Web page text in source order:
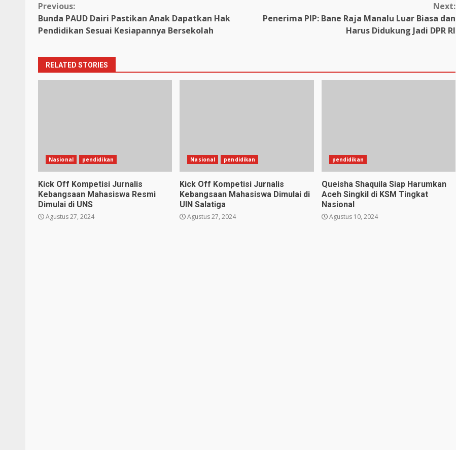
Continue
Reading
Previous:
Bunda PAUD Dairi Pastikan Anak Dapatkan Hak
Pendidikan Sesuai Kesiapannya Bersekolah
Next:
Penerima PIP: Bane Raja Manalu Luar Biasa dan
Harus Didukung Jadi DPR RI
RELATED STORIES
Nasional pendidikan
Kick Off Kompetisi Jurnalis
Kebangsaan Mahasiswa Resmi
Dimulai di UNS
Agustus 27, 2024
Nasional pendidikan
Kick Off Kompetisi Jurnalis
Kebangsaan Mahasiswa Dimulai di
UIN Salatiga
Agustus 27, 2024
pendidikan
Queisha Shaquila Siap Harumkan
Aceh Singkil di KSM Tingkat
Nasional
Agustus 10, 2024